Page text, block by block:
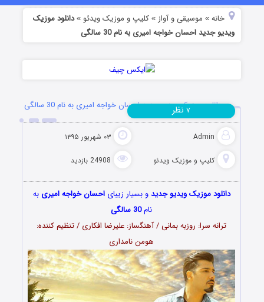
خانه » موسیقی و آواز »کلیپ و موزیک ویدئو »دانلود موزیک
ویدیو جدید احسان خواجه امیری به نام 30 سالگی
دانلود موزیک ویدیو جدید احسان خواجه امیری به نام 30 سالگی
Admin ۰۳ شهریور ۱۳۹۵
کلیپ و موزیک ویدئو 24908 بازدید
۷ نظر
دانلود موزیک ویدیو جدیدو بسیار زیبایاحسان خواجه امیری به
نام30 سالگی
ترانه سرا: روزبه بمانی / آهنگساز: علیرضا افکاری / تنظیم کننده:
هومن نامداری